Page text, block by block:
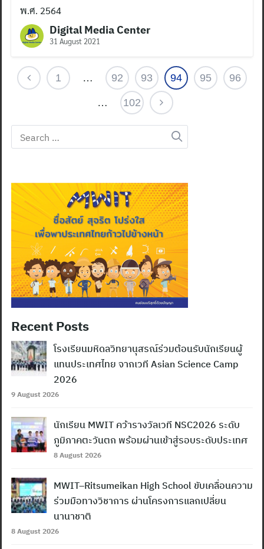
พ.ศ. 2564
Digital Media Center
31 August 2021
1 … 92 93 94 95 96
… 102
Search
for:
Recent Posts
โรงเรียนมหิดลวิทยานุสรณ์ร่วมต้อนรับนักเรียนผู้
แทนประเทศไทย จากเวที Asian Science Camp
2026
9 August 2026
นักเรียน MWIT คว้ารางวัลเวที NSC2026 ระดับ
ภูมิภาคตะวันตก พร้อมผ่านเข้าสู่รอบระดับประเทศ
8 August 2026
MWIT–Ritsumeikan High School ขับเคลื่อนความ
ร่วมมือทางวิชาการ ผ่านโครงการแลกเปลี่ยน
นานาชาติ
8 August 2026